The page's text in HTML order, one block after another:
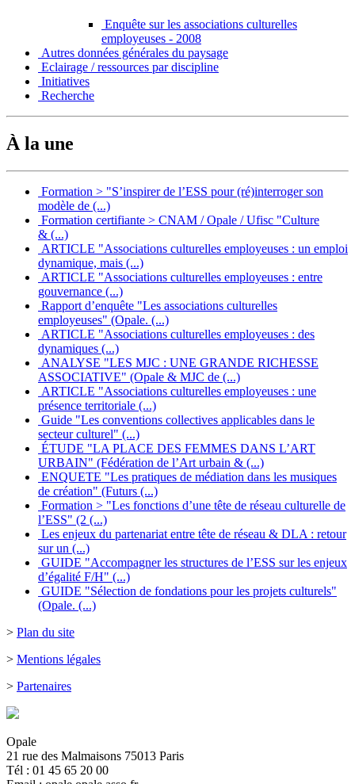
Enquête sur les associations culturelles
employeuses - 2008
Autres données générales du paysage
Eclairage / ressources par discipline
Initiatives
Recherche
À la une
Formation > "S’inspirer de l’ESS pour (ré)interroger son
modèle de (...)
Formation certifiante > CNAM / Opale / Ufisc "Culture
& (...)
ARTICLE "Associations culturelles employeuses : un emploi
dynamique, mais (...)
ARTICLE "Associations culturelles employeuses : entre
gouvernance (...)
Rapport d’enquête "Les associations culturelles
employeuses" (Opale. (...)
ARTICLE "Associations culturelles employeuses : des
dynamiques (...)
ANALYSE "LES MJC : UNE GRANDE RICHESSE
ASSOCIATIVE" (Opale & MJC de (...)
ARTICLE "Associations culturelles employeuses : une
présence territoriale (...)
Guide "Les conventions collectives applicables dans le
secteur culturel" (...)
ÉTUDE "LA PLACE DES FEMMES DANS L’ART
URBAIN" (Fédération de l’Art urbain & (...)
ENQUETE "Les pratiques de médiation dans les musiques
de création" (Futurs (...)
Formation > "Les fonctions d’une tête de réseau culturelle de
l’ESS" (2 (...)
Les enjeux du partenariat entre tête de réseau & DLA : retour
sur un (...)
GUIDE "Accompagner les structures de l’ESS sur les enjeux
d’égalité F/H" (...)
GUIDE "Sélection de fondations pour les projets culturels"
(Opale. (...)
> Plan du site
> Mentions légales
> Partenaires
Opale
21 rue des Malmaisons 75013 Paris
Tél : 01 45 65 20 00